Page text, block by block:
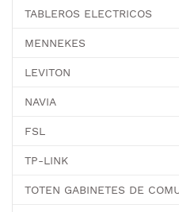
TABLEROS ELECTRICOS
MENNEKES
LEVITON
NAVIA
FSL
TP-LINK
TOTEN GABINETES DE